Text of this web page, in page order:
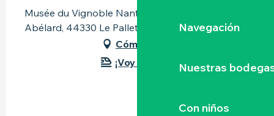
Navegación
Nuestras
Con niños
Musée du Vignoble Nantais, 82, rue Pierre-
Abélard, 44330 Le Pallet
Cómo llegar
¡Voy en tren!